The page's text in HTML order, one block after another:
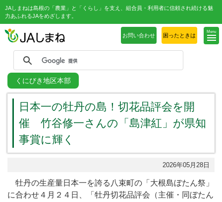
JAしまねは島根の「農業」と「くらし」を支え、組合員・利用者に信頼され続ける魅
力あふれるJAをめざします。
Menu
お問い合わせ 困ったときは
くにびき地区本部
日本一の牡丹の島！切花品評会を開
催 竹谷修一さんの「島津紅」が県知
事賞に輝く
2026年05月28日
牡丹の生産量日本一を誇る八束町の「大根島ぼたん祭」
に合わせ４月２４日、「牡丹切花品評会（主催・同ぼたん